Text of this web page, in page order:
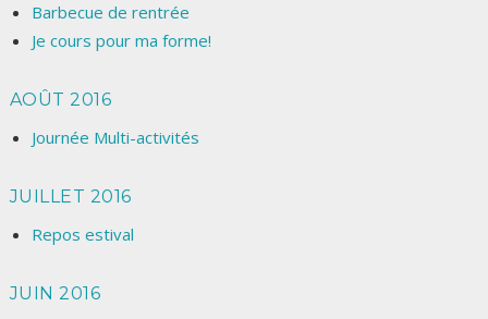
Barbecue de rentrée
Je cours pour ma forme!
AOÛT 2016
Journée Multi-activités
JUILLET 2016
Repos estival
JUIN 2016